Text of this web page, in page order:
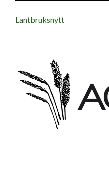
Lantbruksnytt